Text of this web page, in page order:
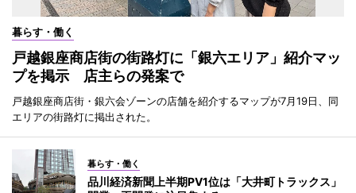
暮らす・働く
戸越銀座商店街の街路灯に「銀六エリア」紹介マッ
プを掲示 店主らの発案で
戸越銀座商店街・銀六会ゾーンの店舗を紹介するマップが7月19日、同
エリアの街路灯に掲出された。
暮らす・働く
品川経済新聞上半期PV1位は「大井町トラックス」